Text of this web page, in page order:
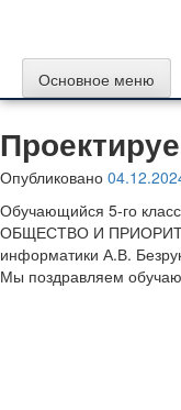
Основное меню
Опубликовано
Обучающийся 5-го
ОБЩЕСТВО И
информатики А.В.
Мы поздравляем